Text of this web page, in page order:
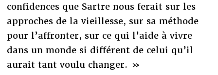
confidences que Sartre nous ferait sur les
approches de la vieillesse, sur sa méthode
pour l’affronter, sur ce qui l’aide à vivre
dans un monde si différent de celui qu’il
aurait tant voulu changer. »